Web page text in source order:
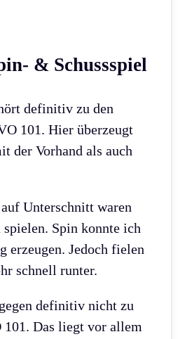
& Schussspiel
definitiv zu den
101. Hier überzeugt
der Vorhand als auch
Unterschnitt waren
Spin konnte ich
erzeugen. Jedoch fielen
schnell runter.
definitiv nicht zu
101. Das liegt vor allem